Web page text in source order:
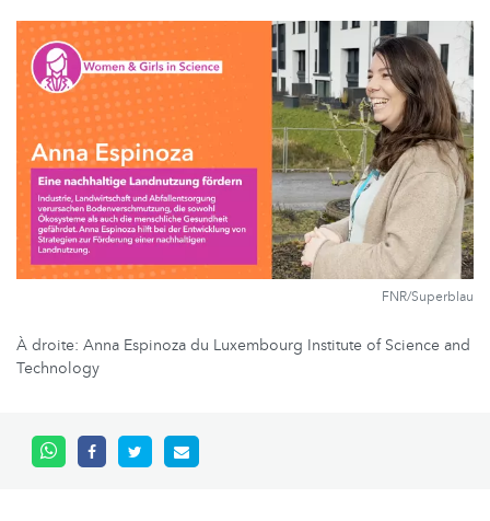
FNR/Superblau
À droite: Anna Espinoza du Luxembourg Institute of Science and
Technology